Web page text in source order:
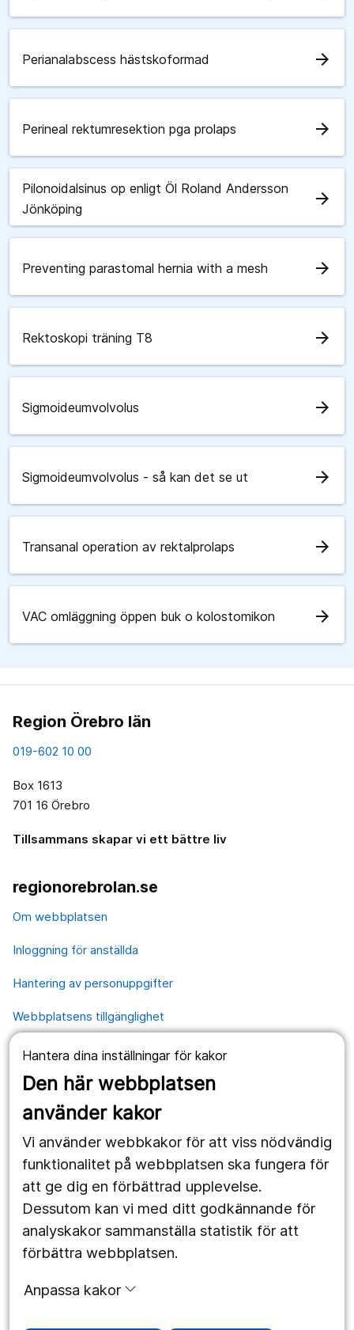
Hantera dina inställningar för kakor
Den här webbplatsen
använder kakor
Vi använder webbkakor för att viss nödvändig
funktionalitet på webbplatsen ska fungera för
att ge dig en förbättrad upplevelse.
Dessutom kan vi med ditt godkännande för
analyskakor sammanställa statistik för att
förbättra webbplatsen.
Anpassa kakor
Perianalabscess hästskoformad arrow_forward
Perineal rektumresektion pga prolaps arrow_forward
Pilonoidalsinus op enligt Öl Roland Andersson
Jönköping
arrow_forward
Preventing parastomal hernia with a mesh arrow_forward
Rektoskopi träning T8 arrow_forward
Sigmoideumvolvolus arrow_forward
Sigmoideumvolvolus - så kan det se ut arrow_forward
Transanal operation av rektalprolaps arrow_forward
VAC omläggning öppen buk o kolostomikon arrow_forward
Region Örebro län
019-602 10 00
Box 1613
701 16 Örebro
Tillsammans skapar vi ett bättre liv
regionorebrolan.se
Om webbplatsen
Inloggning för anställda
Hantering av personuppgifter
Webbplatsens tillgänglighet
Våra webbplatser
1177.se
Region Örebro län
Följ oss
Facebook